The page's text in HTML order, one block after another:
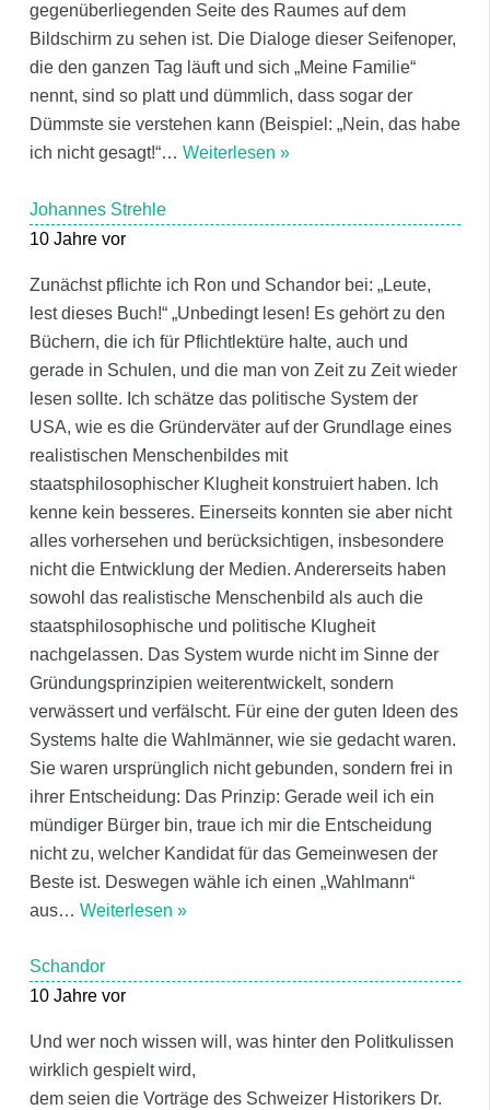
gegenüberliegenden Seite des Raumes auf dem
Bildschirm zu sehen ist. Die Dialoge dieser Seifenoper,
die den ganzen Tag läuft und sich „Meine Familie“
nennt, sind so platt und dümmlich, dass sogar der
Dümmste sie verstehen kann (Beispiel: „Nein, das habe
ich nicht gesagt!“… Weiterlesen »
Johannes Strehle
10 Jahre vor
Zunächst pflichte ich Ron und Schandor bei: „Leute,
lest dieses Buch!“ „Unbedingt lesen! Es gehört zu den
Büchern, die ich für Pflichtlektüre halte, auch und
gerade in Schulen, und die man von Zeit zu Zeit wieder
lesen sollte. Ich schätze das politische System der
USA, wie es die Gründerväter auf der Grundlage eines
realistischen Menschenbildes mit
staatsphilosophischer Klugheit konstruiert haben. Ich
kenne kein besseres. Einerseits konnten sie aber nicht
alles vorhersehen und berücksichtigen, insbesondere
nicht die Entwicklung der Medien. Andererseits haben
sowohl das realistische Menschenbild als auch die
staatsphilosophische und politische Klugheit
nachgelassen. Das System wurde nicht im Sinne der
Gründungsprinzipien weiterentwickelt, sondern
verwässert und verfälscht. Für eine der guten Ideen des
Systems halte die Wahlmänner, wie sie gedacht waren.
Sie waren ursprünglich nicht gebunden, sondern frei in
ihrer Entscheidung: Das Prinzip: Gerade weil ich ein
mündiger Bürger bin, traue ich mir die Entscheidung
nicht zu, welcher Kandidat für das Gemeinwesen der
Beste ist. Deswegen wähle ich einen „Wahlmann“
aus… Weiterlesen »
Schandor
10 Jahre vor
Und wer noch wissen will, was hinter den Politkulissen
wirklich gespielt wird,
dem seien die Vorträge des Schweizer Historikers Dr.